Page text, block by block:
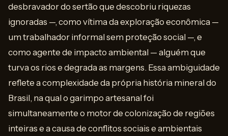
desbravador do sertão que descobriu riquezas
ignoradas —, como vítima da exploração econômica —
um trabalhador informal sem proteção social —, e
como agente de impacto ambiental — alguém que
turva os rios e degrada as margens. Essa ambiguidade
reflete a complexidade da própria história mineral do
Brasil, na qual o garimpo artesanal foi
simultaneamente o motor de colonização de regiões
inteiras e a causa de conflitos sociais e ambientais